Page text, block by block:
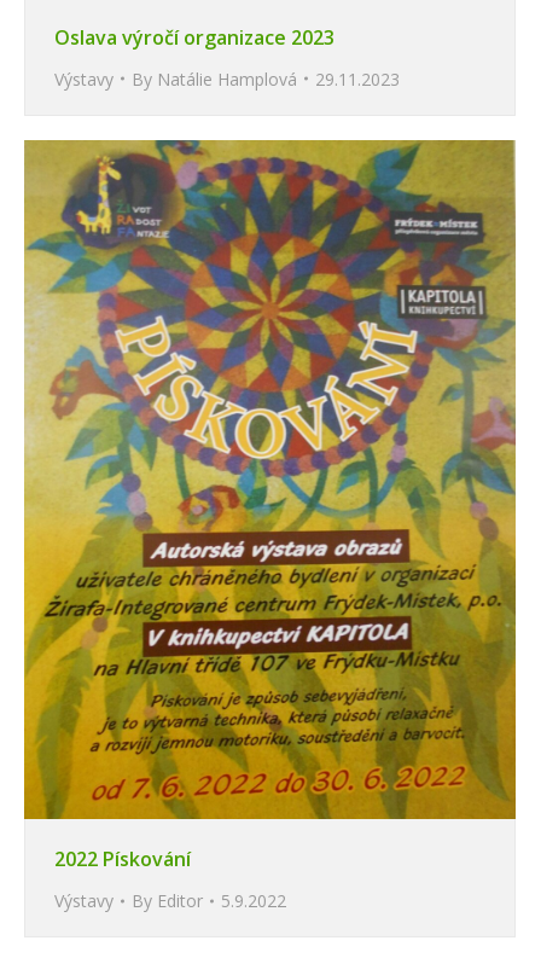
Oslava výročí organizace 2023
Výstavy By Natálie Hamplová 29.11.2023
2022 Pískování
Výstavy By Editor 5.9.2022